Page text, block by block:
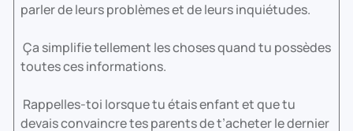
parler de leurs problèmes et de leurs inquiétudes.
Ça simplifie tellement les choses quand tu possèdes
toutes ces informations.
Rappelles-toi lorsque tu étais enfant et que tu
devais convaincre tes parents de t’acheter le dernier